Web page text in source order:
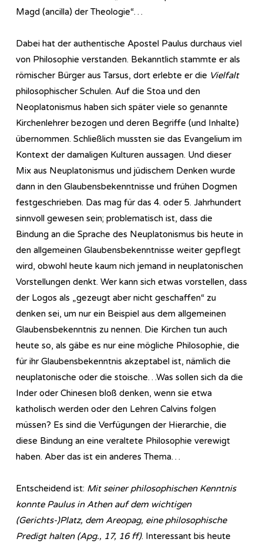
Magd (ancilla) der Theologie“…
Dabei hat der authentische Apostel Paulus durchaus viel
von Philosophie verstanden. Bekanntlich stammte er als
römischer Bürger aus Tarsus, dort erlebte er die Vielfalt
philosophischer Schulen. Auf die Stoa und den
Neoplatonismus haben sich später viele so genannte
Kirchenlehrer bezogen und deren Begriffe (und Inhalte)
übernommen. Schließlich mussten sie das Evangelium im
Kontext der damaligen Kulturen aussagen. Und dieser
Mix aus Neuplatonismus und jüdischem Denken wurde
dann in den Glaubensbekenntnisse und frühen Dogmen
festgeschrieben. Das mag für das 4. oder 5. Jahrhundert
sinnvoll gewesen sein; problematisch ist, dass die
Bindung an die Sprache des Neuplatonismus bis heute in
den allgemeinen Glaubensbekenntnisse weiter gepflegt
wird, obwohl heute kaum nich jemand in neuplatonischen
Vorstellungen denkt. Wer kann sich etwas vorstellen, dass
der Logos als „gezeugt aber nicht geschaffen“ zu
denken sei, um nur ein Beispiel aus dem allgemeinen
Glaubensbekenntnis zu nennen. Die Kirchen tun auch
heute so, als gäbe es nur eine mögliche Philosophie, die
für ihr Glaubensbekenntnis akzeptabel ist, nämlich die
neuplatonische oder die stoische…Was sollen sich da die
Inder oder Chinesen bloß denken, wenn sie etwa
katholisch werden oder den Lehren Calvins folgen
müssen? Es sind die Verfügungen der Hierarchie, die
diese Bindung an eine veraltete Philosophie verewigt
haben. Aber das ist ein anderes Thema…
Entscheidend ist: Mit seiner philosophischen Kenntnis
konnte Paulus in Athen auf dem wichtigen
(Gerichts-)Platz, dem Areopag, eine philosophische
Predigt halten (Apg., 17, 16 ff). Interessant bis heute